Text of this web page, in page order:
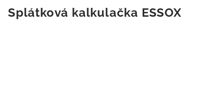
Splátková kalkulačka ESSOX